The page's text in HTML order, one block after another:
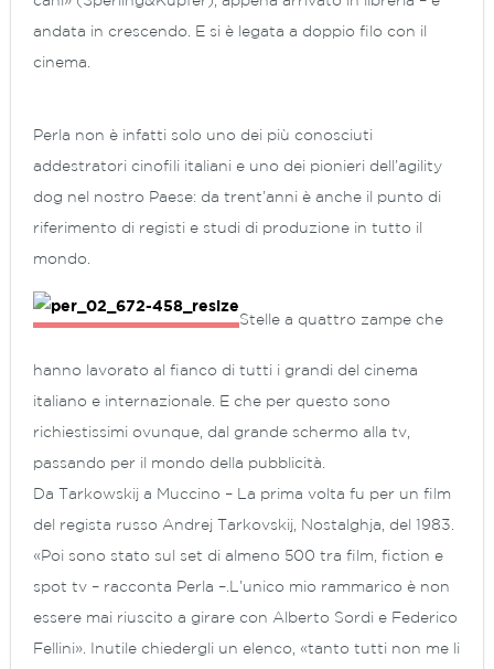
andata in crescendo. E si è legata a doppio filo con il
cinema.
Perla non è infatti solo uno dei più conosciuti
addestratori cinofili italiani e uno dei pionieri dell’agility
dog nel nostro Paese: da trent’anni è anche il punto di
riferimento di registi e studi di produzione in tutto il
mondo.
Stelle a quattro zampe che
hanno lavorato al fianco di tutti i grandi del cinema
italiano e internazionale. E che per questo sono
richiestissimi ovunque, dal grande schermo alla tv,
passando per il mondo della pubblicità.
Da Tarkowskij a Muccino – La prima volta fu per un film
del regista russo Andrej Tarkovskij, Nostalghja, del 1983.
«Poi sono stato sul set di almeno 500 tra film, fiction e
spot tv – racconta Perla –.L’unico mio rammarico è non
essere mai riuscito a girare con Alberto Sordi e Federico
Fellini». Inutile chiedergli un elenco, «tanto tutti non me li